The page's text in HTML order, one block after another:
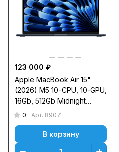
123 000 ₽
Apple MacBook Air 15"
(2026) M5 10-CPU, 10-GPU,
16Gb, 512Gb Midnight
MDVH4
0 Арт. 8907
В корзину